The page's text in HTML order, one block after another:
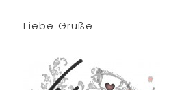
Liebe Grüße